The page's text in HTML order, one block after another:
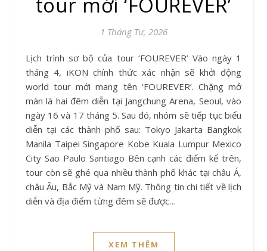
1 Tháng Tư, 2026
Lịch trình sơ bộ của tour ‘FOUREVER’ Vào ngày 1
tháng 4, iKON chính thức xác nhận sẽ khởi động
world tour mới mang tên ‘FOUREVER’. Chặng mở
màn là hai đêm diễn tại Jangchung Arena, Seoul, vào
ngày 16 và 17 tháng 5. Sau đó, nhóm sẽ tiếp tục biểu
diễn tại các thành phố sau: Tokyo Jakarta Bangkok
Manila Taipei Singapore Kobe Kuala Lumpur Mexico
City Sao Paulo Santiago Bên cạnh các điểm kể trên,
tour còn sẽ ghé qua nhiều thành phố khác tại châu Á,
châu Âu, Bắc Mỹ và Nam Mỹ. Thông tin chi tiết về lịch
diễn và địa điểm từng đêm sẽ được…
XEM THÊM